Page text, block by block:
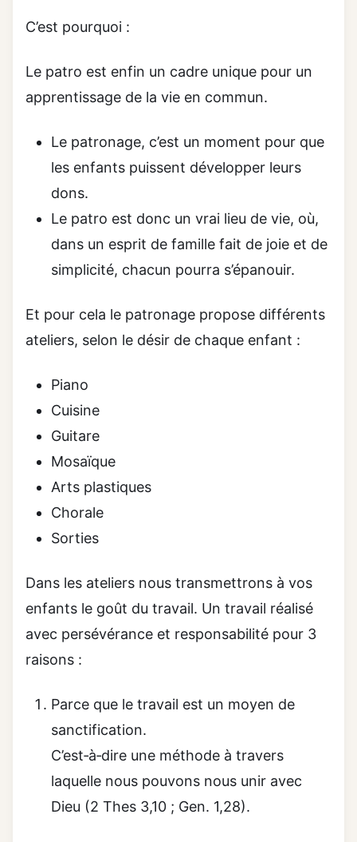
C’est pourquoi :
Le patro est enfin un cadre unique pour un
apprentissage de la vie en commun.
Le patronage, c’est un moment pour que
les enfants puissent développer leurs
dons.
Le patro est donc un vrai lieu de vie, où,
dans un esprit de famille fait de joie et de
simplicité, chacun pourra s’épanouir.
Et pour cela le patronage propose différents
ateliers, selon le désir de chaque enfant :
Piano
Cuisine
Guitare
Mosaïque
Arts plastiques
Chorale
Sorties
Dans les ateliers nous transmettrons à vos
enfants le goût du travail. Un travail réalisé
avec persévérance et responsabilité pour 3
raisons :
Parce que le travail est un moyen de
sanctification.
C’est‑à‑dire une méthode à travers
laquelle nous pouvons nous unir avec
Dieu (2 Thes 3,10 ; Gen. 1,28).